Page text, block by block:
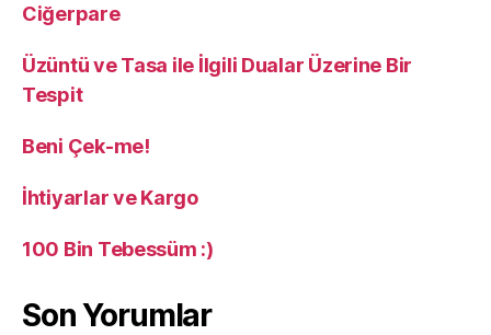
Ciğerpare
Üzüntü ve Tasa ile İlgili Dualar Üzerine Bir
Tespit
Beni Çek-me!
İhtiyarlar ve Kargo
100 Bin Tebessüm :)
Son Yorumlar